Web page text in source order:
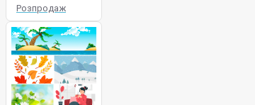
Розпродаж